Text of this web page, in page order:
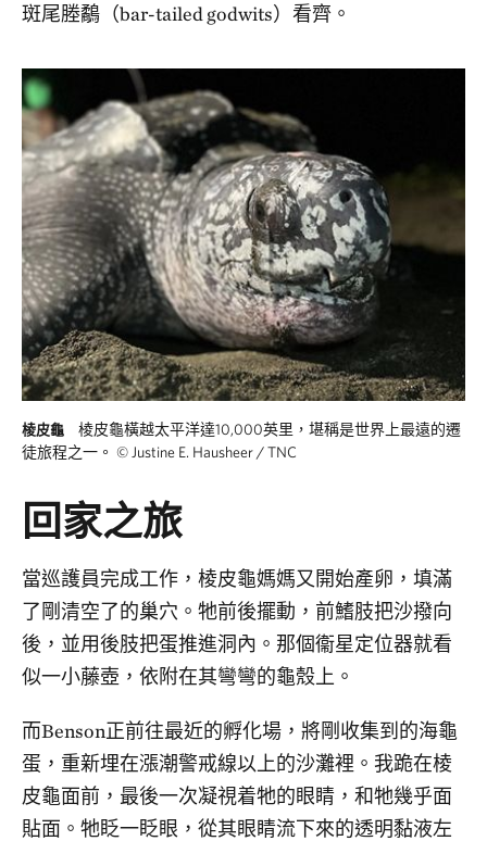
斑尾塍鷸（bar-tailed godwits）看齊。
棱皮龜
棱皮龜橫越太平洋達10,000英里，堪稱是世界上最遠的遷
徒旅程之一。 © Justine E. Hausheer / TNC
回家之旅
當巡護員完成工作，棱皮龜媽媽又開始產卵，填滿
了剛清空了的巢穴。牠前後擺動，前鰭肢把沙撥向
後，並用後肢把蛋推進洞內。那個衞星定位器就看
似一小藤壺，依附在其彎彎的龜殼上。
而Benson正前往最近的孵化場，將剛收集到的海龜
蛋，重新埋在漲潮警戒線以上的沙灘裡。我跪在棱
皮龜面前，最後一次凝視着牠的眼睛，和牠幾乎面
貼面。牠眨一眨眼，從其眼睛流下來的透明黏液左